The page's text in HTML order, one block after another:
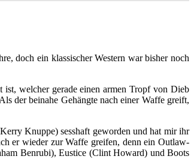
doch ein klassischer Western war bisher noch
ist, welcher gerade einen armen Tropf von Dieb
der beinahe Gehängte nach einer Waffe greift,
Knuppe) sesshaft geworden und hat mir ihr
er wieder zur Waffe greifen, denn ein Outlaw-
Benrubi), Eustice (Clint Howard) und Boots